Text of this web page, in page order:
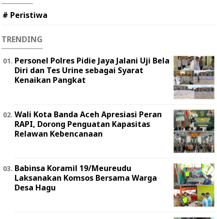
# Peristiwa
TRENDING
Personel Polres Pidie Jaya Jalani Uji Bela
Diri dan Tes Urine sebagai Syarat
Kenaikan Pangkat
Wali Kota Banda Aceh Apresiasi Peran
RAPI, Dorong Penguatan Kapasitas
Relawan Kebencanaan
Babinsa Koramil 19/Meureudu
Laksanakan Komsos Bersama Warga
Desa Hagu